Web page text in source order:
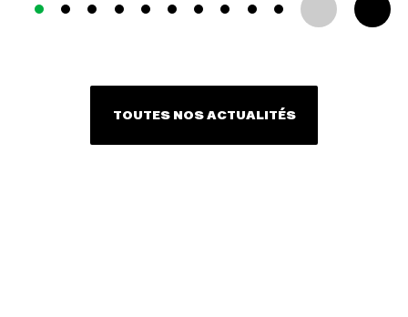
TOUTES NOS ACTUALITÉS